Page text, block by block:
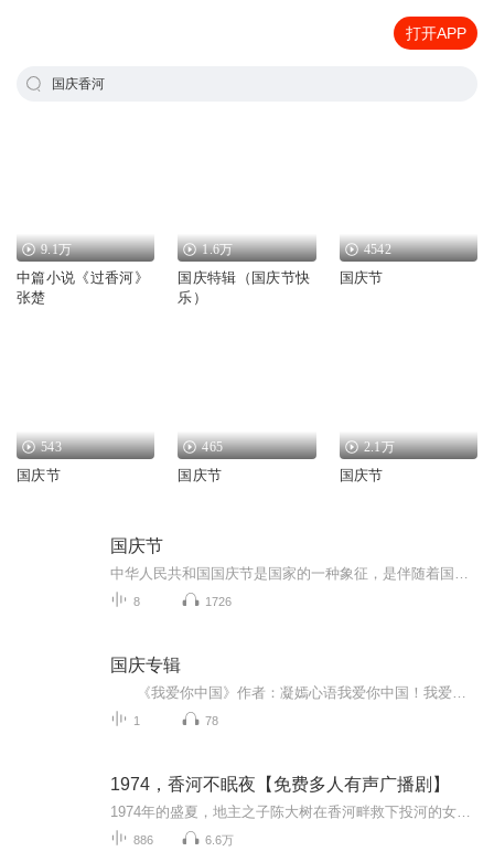
打开APP
国庆香河
9.1万
中篇小说《过香河》
张楚
1.6万
国庆特辑（国庆节快
乐）
4542
国庆节
543
国庆节
465
国庆节
2.1万
国庆节
国庆节
8 1726
国庆专辑
1 78
1974，香河不眠夜【免费多人有声广播剧】
886 6.6万